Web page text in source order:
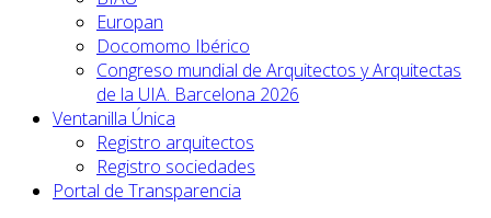
Europan
Docomomo Ibérico
Congreso mundial de Arquitectos y Arquitectas
de la UIA. Barcelona 2026
Ventanilla Única
Registro arquitectos
Registro sociedades
Portal de Transparencia